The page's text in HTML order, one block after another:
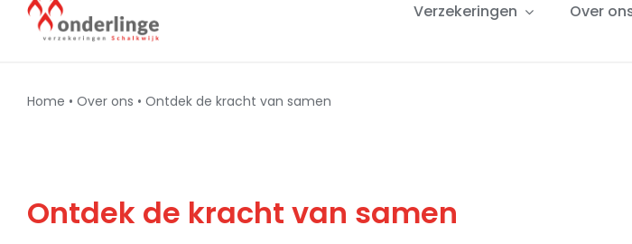
Verzekeringen Over
Home • Over ons • Ontdek de kracht van samen
Ontdek de kracht van samen